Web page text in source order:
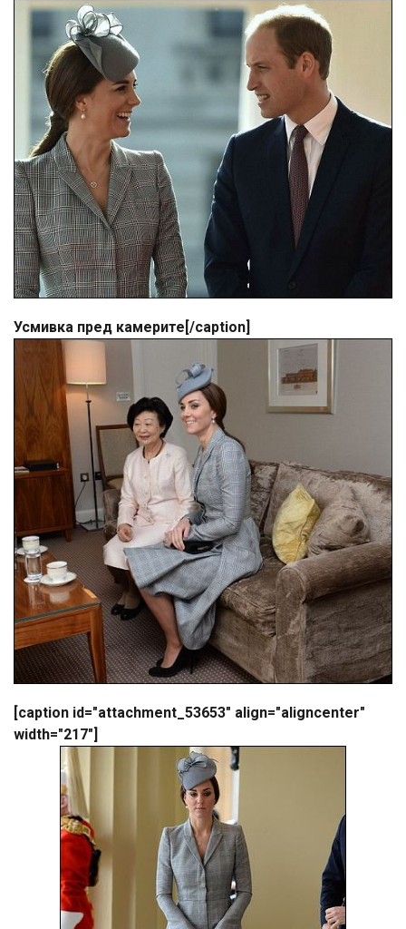
Усмивка пред камерите[/caption]
[caption id="attachment_53653" align="aligncenter"
width="217"]